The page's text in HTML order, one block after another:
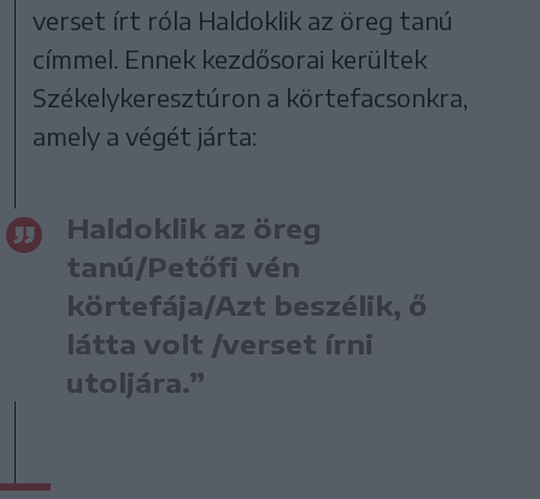
verset írt róla Haldoklik az öreg tanú
címmel. Ennek kezdősorai kerültek
Székelykeresztúron a körtefacsonkra,
amely a végét járta:
Haldoklik az öreg
tanú/Petőfi vén
körtefája/Azt beszélik, ő
látta volt /verset írni
utoljára.”